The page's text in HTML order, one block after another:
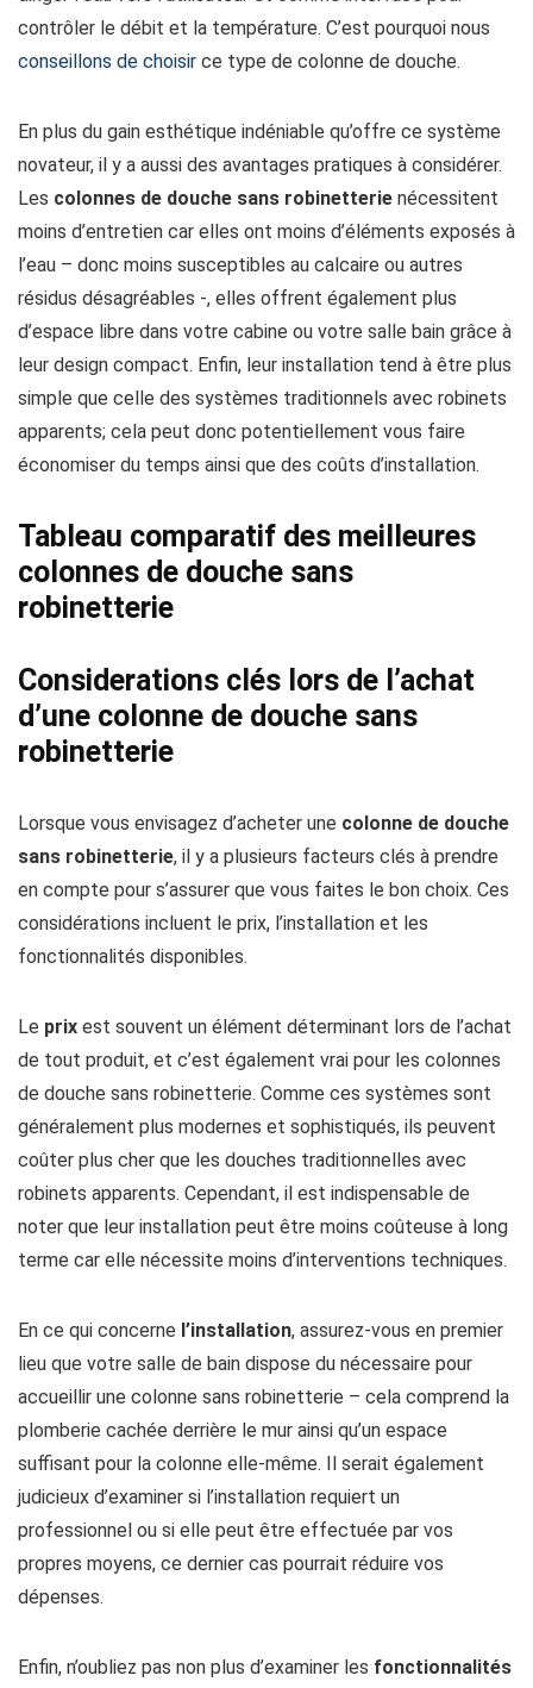
contrôler le débit et la température. C’est pourquoi nous
conseillons de choisir ce type de colonne de douche.
En plus du gain esthétique indéniable qu’offre ce système
novateur, il y a aussi des avantages pratiques à considérer.
Les colonnes de douche sans robinetterie nécessitent
moins d’entretien car elles ont moins d’éléments exposés à
l’eau – donc moins susceptibles au calcaire ou autres
résidus désagréables -, elles offrent également plus
d’espace libre dans votre cabine ou votre salle bain grâce à
leur design compact. Enfin, leur installation tend à être plus
simple que celle des systèmes traditionnels avec robinets
apparents; cela peut donc potentiellement vous faire
économiser du temps ainsi que des coûts d’installation.
Tableau comparatif des meilleures
colonnes de douche sans
robinetterie
Considerations clés lors de l’achat
d’une colonne de douche sans
robinetterie
Lorsque vous envisagez d’acheter une colonne de douche
sans robinetterie, il y a plusieurs facteurs clés à prendre
en compte pour s’assurer que vous faites le bon choix. Ces
considérations incluent le prix, l’installation et les
fonctionnalités disponibles.
Le prix est souvent un élément déterminant lors de l’achat
de tout produit, et c’est également vrai pour les colonnes
de douche sans robinetterie. Comme ces systèmes sont
généralement plus modernes et sophistiqués, ils peuvent
coûter plus cher que les douches traditionnelles avec
robinets apparents. Cependant, il est indispensable de
noter que leur installation peut être moins coûteuse à long
terme car elle nécessite moins d’interventions techniques.
En ce qui concerne l’installation, assurez-vous en premier
lieu que votre salle de bain dispose du nécessaire pour
accueillir une colonne sans robinetterie – cela comprend la
plomberie cachée derrière le mur ainsi qu’un espace
suffisant pour la colonne elle-même. Il serait également
judicieux d’examiner si l’installation requiert un
professionnel ou si elle peut être effectuée par vos
propres moyens, ce dernier cas pourrait réduire vos
dépenses.
Enfin, n’oubliez pas non plus d’examiner les fonctionnalités